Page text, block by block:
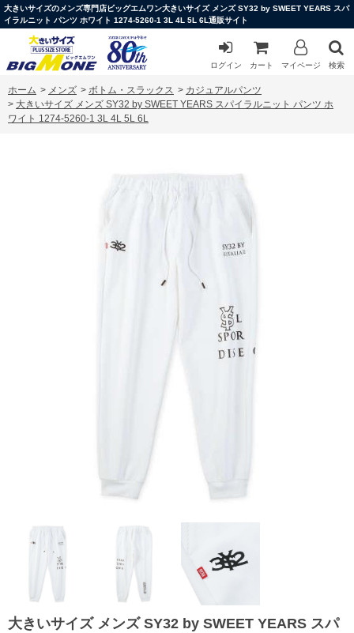
大きいサイズのメンズ専門店ビッグエムワン大きいサイズ メンズ SY32 by SWEET YEARS スパ
イラルニット パンツ ホワイト 1274-5260-1 3L 4L 5L 6L通販サイト
ログイン カート マイページ 検索
ホーム > メンズ > ボトム・スラックス > カジュアルパンツ
> 大きいサイズ メンズ SY32 by SWEET YEARS スパイラルニット パンツ ホ
ワイト 1274-5260-1 3L 4L 5L 6L
大きいサイズ メンズ SY32 by SWEET YEARS スパ